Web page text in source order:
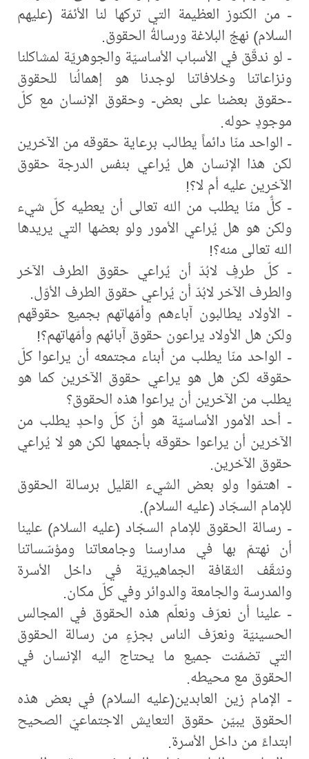
- من الكنوز العظيمة التي تركها لنا الأئمّة (عليهم
السلام) نهجُ البلاغة ورسالةُ الحقوق.
- لو ندقّق في الأسباب الأساسيّة والجوهريّة لمشاكلنا
ونزاعاتنا وخلافاتنا لوجدنا هو إهمالُنا للحقوق
-حقوق بعضنا على بعض- وحقوق الإنسان مع كلّ
موجودٍ حوله.
- الواحد منّا دائماً يطالب برعاية حقوقه من الآخرين
لكن هذا الإنسان هل يُراعي بنفس الدرجة حقوق
الآخرين عليه أم لا؟!
- كلٌّ منّا يطلب من الله تعالى أن يعطيه كلّ شيء
ولكن هو هل يُراعي الأمور ولو بعضها التي يريدها
الله تعالى منه؟!
- كلّ طرفٍ لابُدّ أن يُراعي حقوق الطرف الآخر
والطرف الآخر لابُدّ أن يُراعي حقوق الطرف الأوّل.
- الأولاد يطالبون آباءهم وأمّهاتهم بجميع حقوقهم
ولكن هل الأولاد يراعون حقوق آبائهم وأمّهاتهم؟!
- الواحد منّا يطلب من أبناء مجتمعه أن يراعوا كلّ
حقوقه لكن هل هو يراعي حقوق الآخرين كما هو
يطلب من الآخرين أن يراعوا هذه الحقوق؟
- أحد الأمور الأساسيّة هو أنّ كلّ واحدٍ يطلب من
الآخرين أن يراعوا حقوقه بأجمعها لكن هو لا يُراعي
حقوق الآخرين.
- اهتمّوا ولو بعض الشيء القليل برسالة الحقوق
للإمام السجّاد (عليه السلام).
- رسالة الحقوق للإمام السجّاد (عليه السلام) علينا
أن نهتمّ بها في مدارسنا وجامعاتنا ومؤسّساتنا
ونثقّف الثقافة الجماهيريّة في داخل الأسرة
والمدرسة والجامعة والدوائر وفي كلّ مكان.
- علينا أن نعرّف ونعلّم هذه الحقوق في المجالس
الحسينيّة ونعرّف الناس بجزءٍ من رسالة الحقوق
التي تضمّنت جميع ما يحتاج اليه الإنسان في
الحقوق مع محيطه.
- الإمام زين العابدين(عليه السلام) في بعض هذه
الحقوق يبيّن حقوق التعايش الاجتماعيّ الصحيح
ابتداءً من داخل الأسرة.